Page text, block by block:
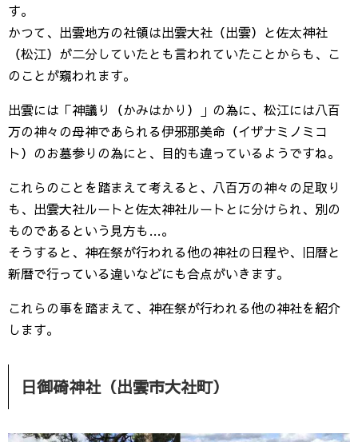
す。
かつて、出雲地方の社領は出雲大社（出雲）と佐太神社
（松江）が二分していたとも言われていたことからも、こ
のことが窺われます。
出雲には「神議り（かみはかり）」の為に、松江には八百
万の神々の母神であられる伊邪那美命（イザナミノミコ
ト）のお墓参りの為にと、目的も違っているようですね。
これらのことを踏まえて考えると、八百万の神々の足取り
も、出雲大社ルートと佐太神社ルートとに分けられ、別の
ものであるという見方も…。
そうすると、神在祭が行われる他の神社の日程や、旧暦と
新暦で行っている違いなどにも合点がいきます。
これらの事を踏まえて、神在祭が行われる他の神社を紹介
します。
日御碕神社（出雲市大社町）